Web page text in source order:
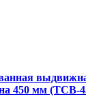
450 мм (ТСВ-